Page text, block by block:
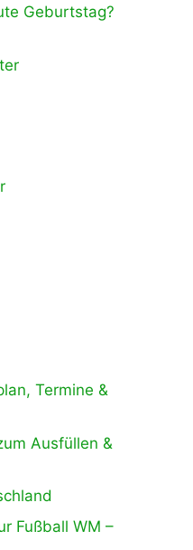
Geburtstag?
Termine &
Ausfüllen &
Fußball WM –